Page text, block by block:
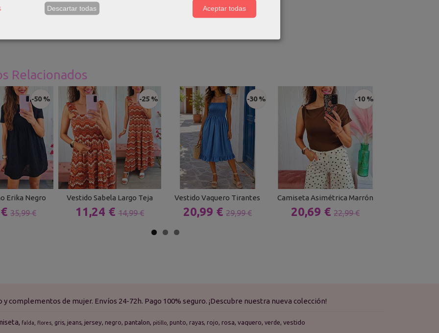
talla S y mide 1.69m, para que os hagáis una idea.
Relacionados
-50 %
Erika Negro
35,99 €
-25 %
Vestido Sabela Largo Teja
11,24 € 14,99 €
-30 %
Vestido Vaquero Tirantes
20,99 € 29,99 €
-10 %
Camiseta Asimétrica Marrón
20,69 € 22,99 €
complementos de mujer. Envíos 24-72h. Pago 100% seguro. ¡Descubre nuestra nueva colección!
falda flores gris jeans jersey negro pantalon pitillo punto rayas rojo rosa vaquero verde vestido
Descartar todas Aceptar todas